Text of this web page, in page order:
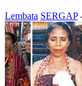
Lembata SERGAP